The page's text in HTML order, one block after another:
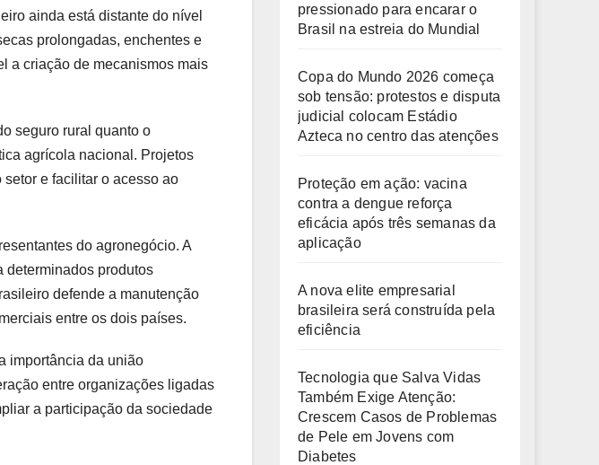
ainda está distante do nível
prolongadas, enchentes e
a criação de mecanismos mais
seguro rural quanto o
agrícola nacional. Projetos
e facilitar o acesso ao
do agronegócio. A
determinados produtos
defende a manutenção
entre os dois países.
importância da união
entre organizações ligadas
a participação da sociedade
pressionado para encarar o
Brasil na estreia do Mundial
Copa do Mundo 2026 começa
sob tensão: protestos e disputa
judicial colocam Estádio
Azteca no centro das atenções
Proteção em ação: vacina
contra a dengue reforça
eficácia após três semanas da
aplicação
A nova elite empresarial
brasileira será construída pela
eficiência
Tecnologia que Salva Vidas
Também Exige Atenção:
Crescem Casos de Problemas
de Pele em Jovens com
Diabetes